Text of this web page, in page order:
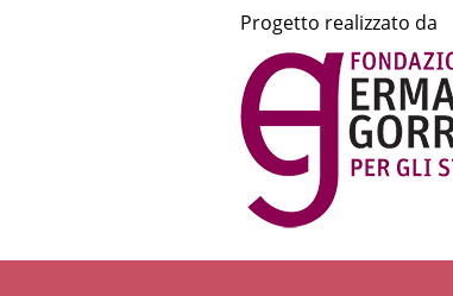
Progetto realizzato da